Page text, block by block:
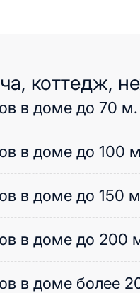
коттедж,
в доме до 70 м.
в доме до 100
в доме до 150
в доме до 200
в доме более